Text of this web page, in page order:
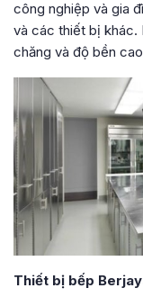
công nghiệp và gia
và các thiết bị khác.
chăng và độ bền
Thiết bị bếp